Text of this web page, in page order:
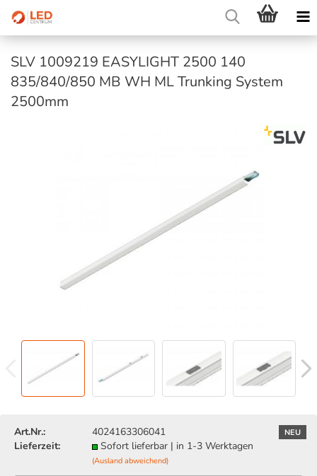
SLV 1009219 EASYLIGHT 2500 140
835/840/850 MB WH ML Trunking System
2500mm
NEU
Art.Nr.:
4024163306041
Lieferzeit:
Sofort lieferbar | in 1-3 Werktagen
(Ausland abweichend)